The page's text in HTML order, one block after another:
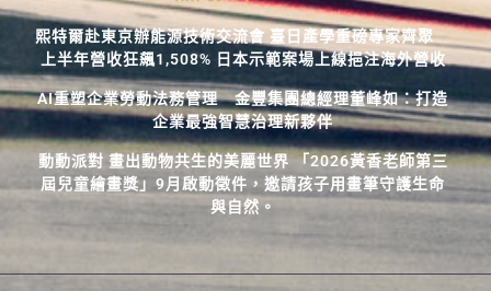
熙特爾赴東京辦能源技術交流會 臺日產學重磅專家齊聚
上半年營收狂飆1,508% 日本示範案場上線挹注海外營收
AI重塑企業勞動法務管理 金豐集團總經理董峰如：打造
企業最強智慧治理新夥伴
動動派對 畫出動物共生的美麗世界 「2026黃香老師第三
屆兒童繪畫獎」9月啟動徵件，邀請孩子用畫筆守護生命
與自然。